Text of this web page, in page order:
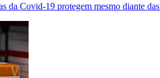
da Covid-19 protegem mesmo diante